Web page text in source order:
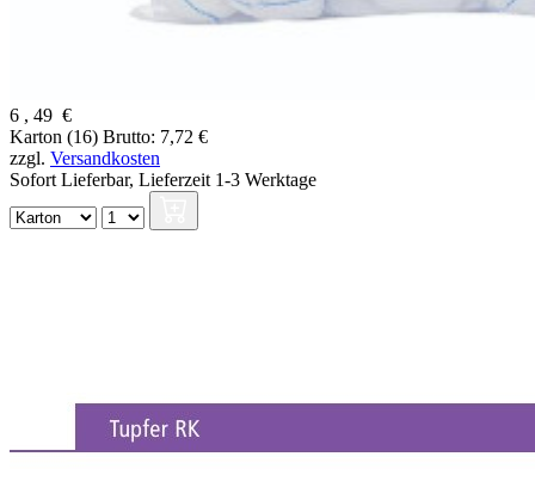
6 , 49 €
Karton (16) Brutto: 7,72 €
zzgl. Versandkosten
Sofort Lieferbar, Lieferzeit 1-3 Werktage